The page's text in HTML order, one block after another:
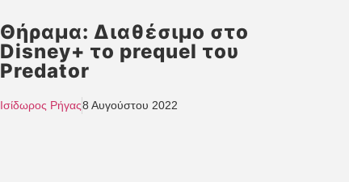
Θήραμα: Διαθέσιμο στο
Disney+ το prequel του
Predator
Ισίδωρος Ρήγας8 Αυγούστου 2022